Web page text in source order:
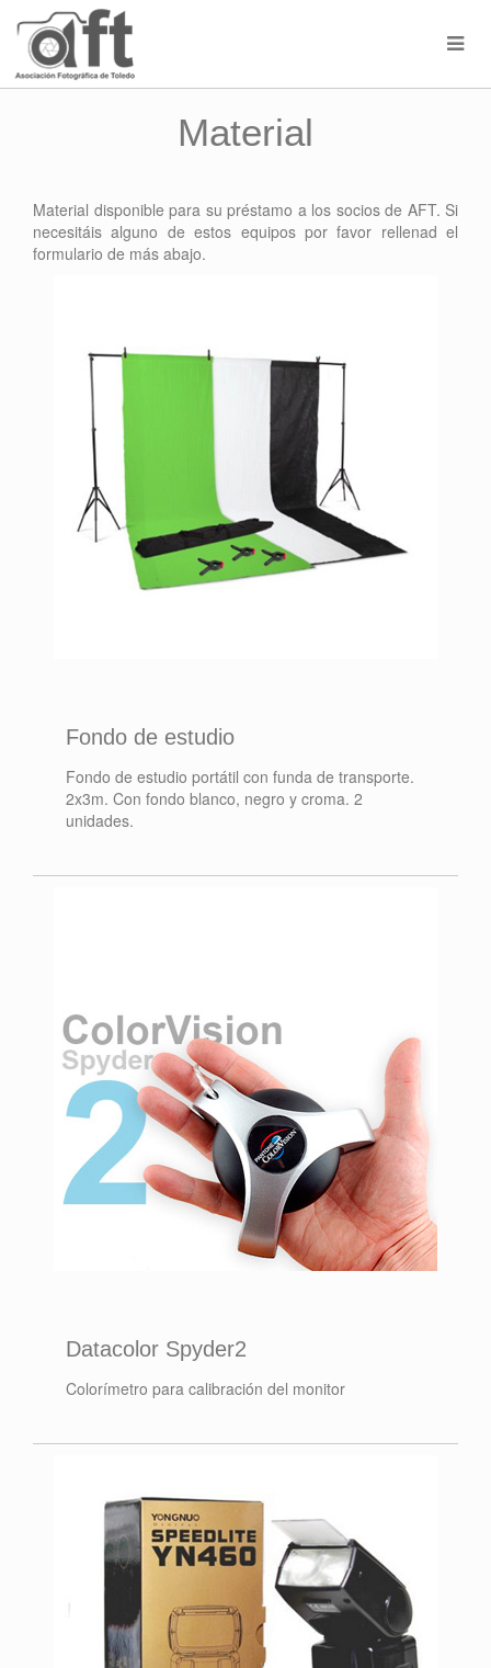
Material
Material disponible para su préstamo a los socios de AFT. Si
necesitáis alguno de estos equipos por favor rellenad el
formulario de más abajo.
Fondo de estudio
Fondo de estudio portátil con funda de transporte.
2x3m. Con fondo blanco, negro y croma. 2
unidades.
Datacolor Spyder2
Colorímetro para calibración del monitor